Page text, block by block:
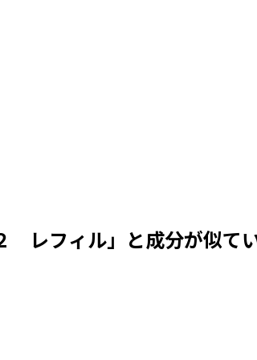
レフィル」と成分が似て